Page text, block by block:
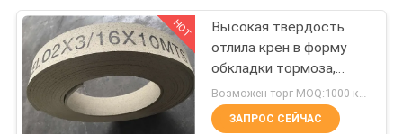
ПРОДУКТЫ
НАС
тормоза
HOT
Высокая твердость
отлила крен в форму
обкладки тормоза,
синтетическую
резиновую обкладку
тормоза брашпиля
Возможен торг MOQ:1000 килограммов
ЗАПРОС СЕЙЧАС